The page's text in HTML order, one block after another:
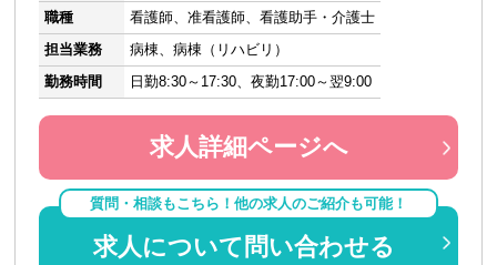
職種
看護師、准看護師、看護助手・介護士
担当業務
病棟、病棟（リハビリ）
勤務時間
日勤8:30～17:30、夜勤17:00～翌9:00
求人詳細ページへ
質問・相談もこちら！他の求人のご紹介も可能！
求人について問い合わせる